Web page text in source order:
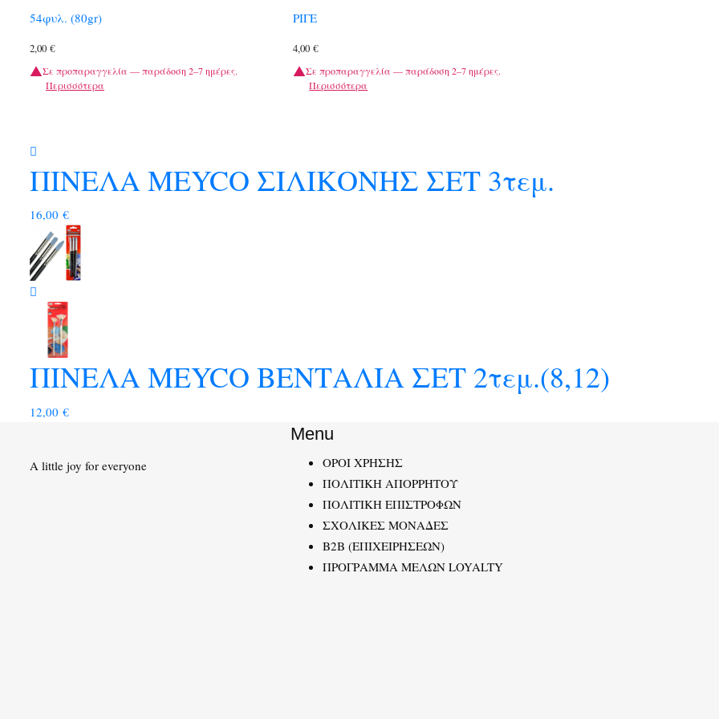
54φυλ. (80gr)
2,00 €
Σε προπαραγγελία — παράδοση 2–7 ημέρες.
Περισσότερα
ΡΙΓΕ
4,00€
Σε προπαραγγελία — παράδοση 2–7 ημέρες.
Περισσότερα
ΠΙΝΕΛΑ MEYCO ΣΙΛΙΚΟΝΗΣ ΣΕΤ 3τεμ.
16,00 €
ΠΙΝΕΛΑ MEYCO ΒΕΝΤΑΛΙΑ ΣΕΤ 2τεμ.(8,12)
12,00 €
A little joy for everyone
Menu
ΟΡΟΙ ΧΡΗΣΗΣ
ΠΟΛΙΤΙΚΗ ΑΠΟΡΡΗΤΟΥ
ΠΟΛΙΤΙΚΗ ΕΠΙΣΤΡΟΦΩΝ
ΣΧΟΛΙΚΕΣ ΜΟΝΑΔΕΣ
B2B (ΕΠΙΧΕΙΡΗΣΕΩΝ)
ΠΡΟΓΡΑΜΜΑ ΜΕΛΩΝ LOYALTY